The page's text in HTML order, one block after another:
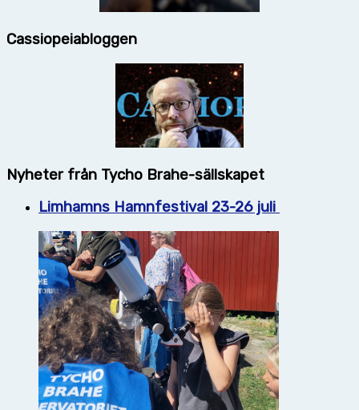
Cassiopeiabloggen
Nyheter från Tycho Brahe-sällskapet
Limhamns Hamnfestival 23-26 juli